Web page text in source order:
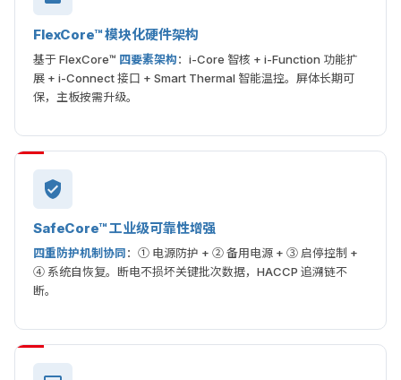
FlexCore™ 模块化硬件架构
基于 FlexCore™ 四要素架构：i-Core 智核 + i-Function 功能扩
展 + i-Connect 接口 + Smart Thermal 智能温控。屏体长期可
保，主板按需升级。
SafeCore™ 工业级可靠性增强
四重防护机制协同：① 电源防护 + ② 备用电源 + ③ 启停控制 +
④ 系统自恢复。断电不损坏关键批次数据，HACCP 追溯链不
断。